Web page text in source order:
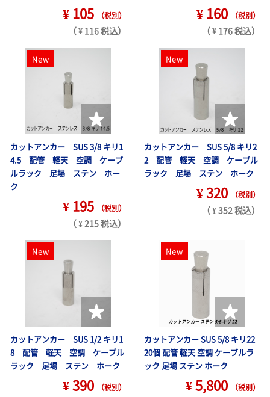
¥ 105 （税別）
（ ¥ 116 税込）
¥ 160 （税別）
（ ¥ 176 税込）
New
カットアンカー SUS 3/8 キリ1
4.5 配管 軽天 空調 ケーブ
ルラック 足場 ステン ホー
ク
¥ 195 （税別）
（ ¥ 215 税込）
New
カットアンカー SUS 5/8 キリ2
2 配管 軽天 空調 ケーブル
ラック 足場 ステン ホーク
¥ 320 （税別）
（ ¥ 352 税込）
New
カットアンカー SUS 1/2 キリ1
8 配管 軽天 空調 ケーブル
ラック 足場 ステン ホーク
¥ 390 （税別）
New
カットアンカー SUS 5/8 キリ22
20個 配管 軽天 空調 ケーブルラ
ック 足場 ステン ホーク
¥ 5,800 （税別）